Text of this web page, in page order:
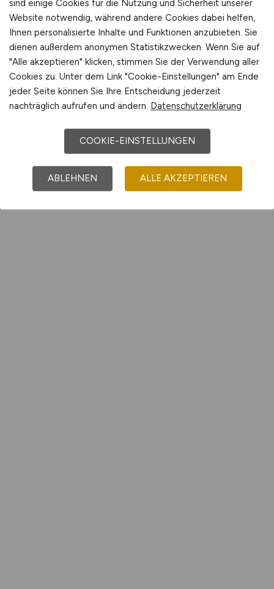
sind einige Cookies für die Nutzung und Sicherheit unserer
Website notwendig, während andere Cookies dabei helfen,
Ihnen personalisierte Inhalte und Funktionen anzubieten. Sie
dienen außerdem anonymen Statistikzwecken. Wenn Sie auf
"Alle akzeptieren" klicken, stimmen Sie der Verwendung aller
Cookies zu. Unter dem Link "Cookie-Einstellungen" am Ende
jeder Seite können Sie Ihre Entscheidung jederzeit
nachträglich aufrufen und ändern. Datenschutzerklärung
COOKIE-EINSTELLUNGEN
ABLEHNEN ALLE AKZEPTIEREN